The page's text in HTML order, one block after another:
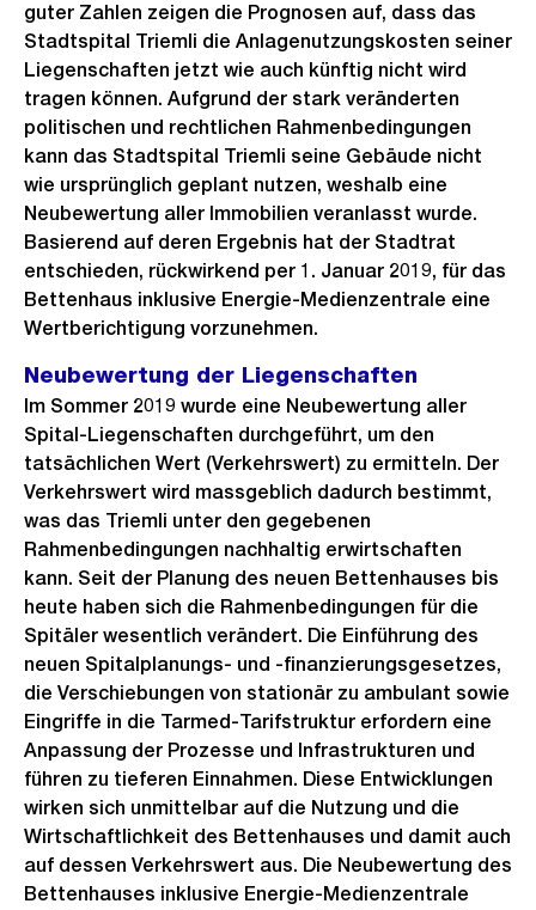
guter Zahlen zeigen die Prognosen auf, dass das
Stadtspital Triemli die Anlagenutzungskosten seiner
Liegenschaften jetzt wie auch künftig nicht wird
tragen können. Aufgrund der stark veränderten
politischen und rechtlichen Rahmenbedingungen
kann das Stadtspital Triemli seine Gebäude nicht
wie ursprünglich geplant nutzen, weshalb eine
Neubewertung aller Immobilien veranlasst wurde.
Basierend auf deren Ergebnis hat der Stadtrat
entschieden, rückwirkend per 1. Januar 2019, für das
Bettenhaus inklusive Energie-Medienzentrale eine
Wertberichtigung vorzunehmen.
Neubewertung der Liegenschaften
Im Sommer 2019 wurde eine Neubewertung aller
Spital-Liegenschaften durchgeführt, um den
tatsächlichen Wert (Verkehrswert) zu ermitteln. Der
Verkehrswert wird massgeblich dadurch bestimmt,
was das Triemli unter den gegebenen
Rahmenbedingungen nachhaltig erwirtschaften
kann. Seit der Planung des neuen Bettenhauses bis
heute haben sich die Rahmenbedingungen für die
Spitäler wesentlich verändert. Die Einführung des
neuen Spitalplanungs- und -finanzierungsgesetzes,
die Verschiebungen von stationär zu ambulant sowie
Eingriffe in die Tarmed-Tarifstruktur erfordern eine
Anpassung der Prozesse und Infrastrukturen und
führen zu tieferen Einnahmen. Diese Entwicklungen
wirken sich unmittelbar auf die Nutzung und die
Wirtschaftlichkeit des Bettenhauses und damit auch
auf dessen Verkehrswert aus. Die Neubewertung des
Bettenhauses inklusive Energie-Medienzentrale